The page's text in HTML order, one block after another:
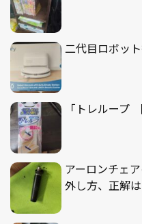
二代目ロボッ
「トレループ
アーロンチェ
外し方、正解は